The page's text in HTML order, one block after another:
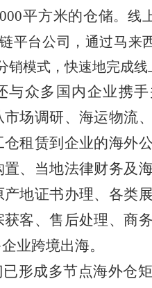
平方米的仓储。线
平台公司，通过马来
销模式，快速地完成线
与众多国内企业携
市场调研、海运物流
租赁到企业的海外
置、当地法律财务及
地证书办理、各类
客、售后处理、商
业跨境出海。
形成多节点海外仓